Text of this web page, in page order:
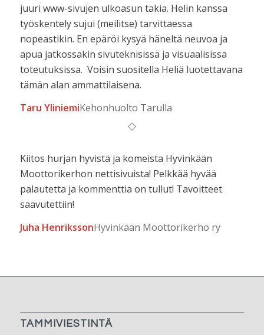
juuri www-sivujen ulkoasun takia. Helin kanssa
työskentely sujui (meilitse) tarvittaessa
nopeastikin. En epäröi kysyä häneltä neuvoa ja
apua jatkossakin sivuteknisissä ja visuaalisissa
toteutuksissa. Voisin suositella Heliä luotettavana
tämän alan ammattilaisena.
Taru YliniemiKehonhuolto Tarulla
Kiitos hurjan hyvistä ja komeista Hyvinkään
Moottorikerhon nettisivuista! Pelkkää hyvää
palautetta ja kommenttia on tullut! Tavoitteet
saavutettiin!
Juha HenrikssonHyvinkään Moottorikerho ry
TAMMIVIESTINTÄ